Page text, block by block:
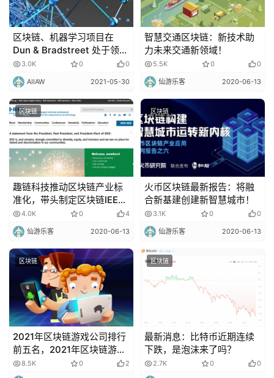
区块链、机器学习项目在
Dun & Bradstreet 处于领先
地位！
3.0K 0 0
AIIAW 2021-05-30
智慧交通区块链：新技术助
力未来交通新领域！
5.5K 0 0
仙游乐客 2020-06-13
区块链
趣链科技推动区块链产业标
准化，带头制定区块链IEEE
国际标准！
4.0K 0 4
仙游乐客 2020-06-13
区块链
火币区块链最新报告：将融
合新基建创建新智慧城市！
3.1K 0 0
仙游乐客 2020-06-13
区块链
2021年区块链游戏公司排行
前五名，2021年区块链游戏
公司排名！
8.5K 0 2
区块链
最新消息：比特币近期连续
下跌，是泡沫来了吗？
2.7K 0 0